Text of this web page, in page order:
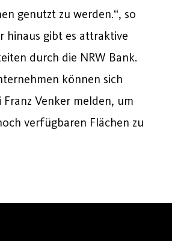
genutzt zu werden.“, so
hinaus gibt es attraktive
durch die NRW Bank.
können sich
Venker melden, um
verfügbaren Flächen zu